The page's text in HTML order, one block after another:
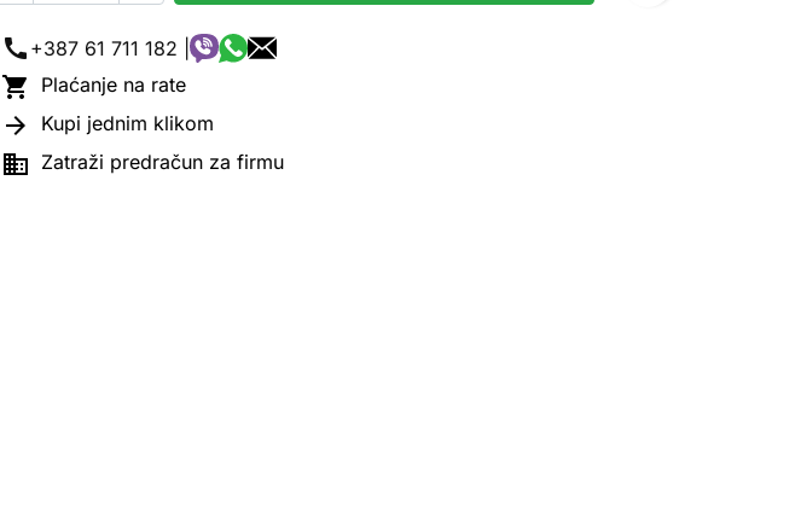
call +387 61 711 182 |
 Plaćanje na rate
 Kupi jednim klikom
 Zatraži predračun za firmu